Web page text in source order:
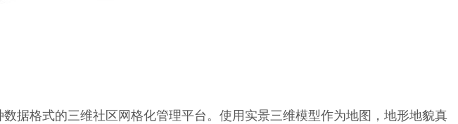
格式的三维社区网格化管理平台。使用实景三维模型作为地图，地形地貌真